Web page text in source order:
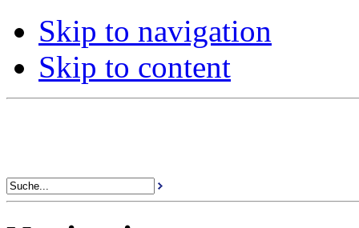
Skip to navigation
Skip to content